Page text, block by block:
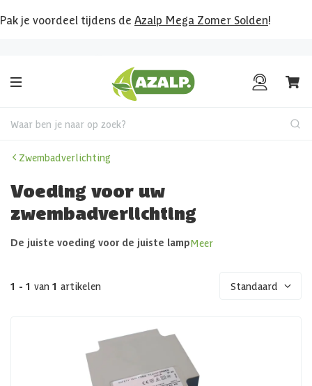
Pak je voordeel tijdens de Azalp Mega Zomer Solden!
Waar ben je naar op zoek?
Zwembadverlichting
Voeding voor uw
zwembadverlichting
De juiste voeding voor de juiste lampMeer
1 - 1 van 1 artikelen Standaard